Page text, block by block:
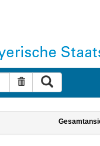
Suche zurücksetzen